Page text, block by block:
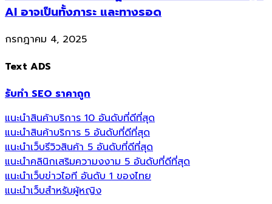
AI อาจเป็นทั้งภาระ และทางรอด
กรกฎาคม 4, 2025
Text ADS
รับทำ SEO ราคาถูก
แนะนำสินค้าบริการ 10 อันดับที่ดีที่สุด
แนะนำสินค้าบริการ 5 อันดับที่ดีที่สุด
แนะนำเว็บรีวิวสินค้า 5 อันดับที่ดีที่สุด
แนะนำคลินิกเสริมความงงาม 5 อันดับที่ดีที่สุด
แนะนำเว็บข่าวไอที อันดับ 1 ของไทย
แนะนำเว็บสำหรับผู้หญิง